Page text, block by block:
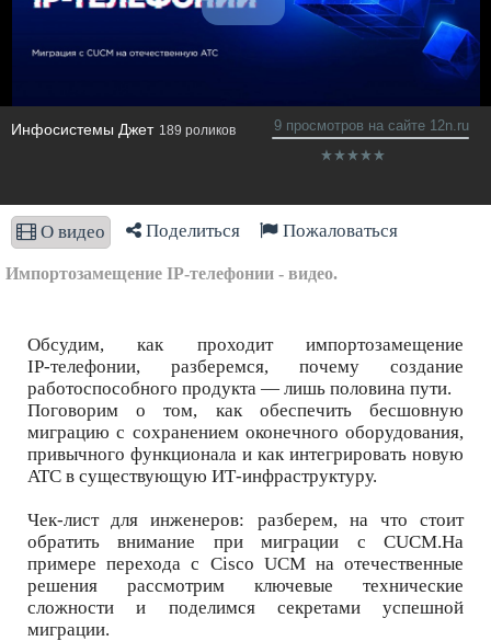
Инфосистемы Джет 189 роликов 9 просмотров на сайте 12n.ru
О видео Поделиться Пожаловаться
Импортозамещение IP‑телефонии - видео.
Обсудим, как проходит импортозамещение
IP‑телефонии, разберемся, почему создание
работоспособного продукта — лишь половина пути.
Поговорим о том, как обеспечить бесшовную
миграцию с сохранением оконечного оборудования,
привычного функционала и как интегрировать новую
АТС в существующую ИТ‑инфраструктуру.
Чек-лист для инженеров: разберем, на что стоит
обратить внимание при миграции с CUCM.На
примере перехода с Cisco UCM на отечественные
решения рассмотрим ключевые технические
сложности и поделимся секретами успешной
миграции.